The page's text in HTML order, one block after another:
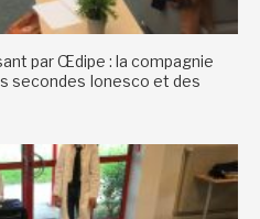
par Œdipe : la compagnie
secondes Ionesco et des